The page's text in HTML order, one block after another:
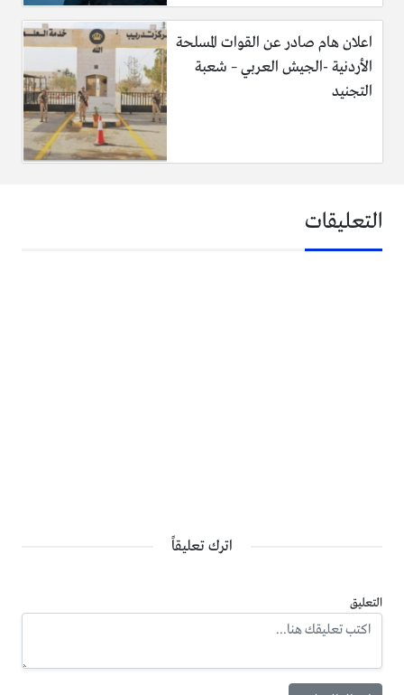
اعلان هام صادر عن القوات المسلحة
الأردنية -الجيش العربي – شعبة
التجنيد
التعليقات
اترك تعليقاً
التعليق